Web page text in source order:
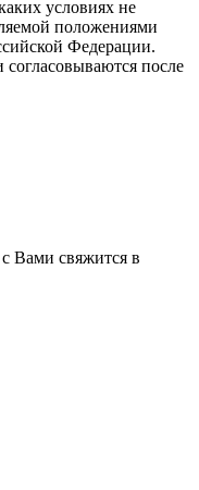
условиях не
положениями
Федерации.
согласовываются после
Вами свяжится в